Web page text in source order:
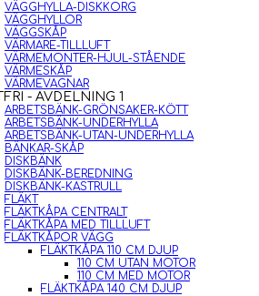
VÄGGHYLLA-DISKKORG
VÄGGHYLLOR
VÄGGSKÅP
VÄRMARE-TILLLUFT
VÄRMEMONTER-HJUL-STÅENDE
VÄRMESKÅP
VÄRMEVAGNAR
- AVDELNING 1
ARBETSBÄNK-GRÖNSAKER-KÖTT
ARBETSBÄNK-UNDERHYLLA
ARBETSBÄNK-UTAN-UNDERHYLLA
BÄNKAR-SKÅP
DISKBÄNK
DISKBÄNK-BEREDNING
DISKBÄNK-KASTRULL
FLÄKT
FLÄKTKÅPA CENTRALT
FLÄKTKÅPA MED TILLLUFT
FLÄKTKÅPOR VÄGG
FLÄKTKÅPA 110 CM DJUP
110 CM UTAN MOTOR
110 CM MED MOTOR
FLÄKTKÅPA 140 CM DJUP